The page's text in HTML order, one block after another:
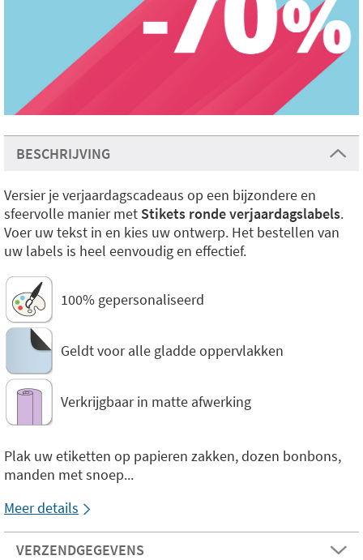
BESCHRIJVING
Versier je verjaardagscadeaus op een bijzondere en
sfeervolle manier met Stikets ronde verjaardagslabels.
Voer uw tekst in en kies uw ontwerp. Het bestellen van
uw labels is heel eenvoudig en effectief.
100% gepersonaliseerd
Geldt voor alle gladde oppervlakken
Verkrijgbaar in matte afwerking
Plak uw etiketten op papieren zakken, dozen bonbons,
manden met snoep...
Meer details
VERZENDGEGEVENS